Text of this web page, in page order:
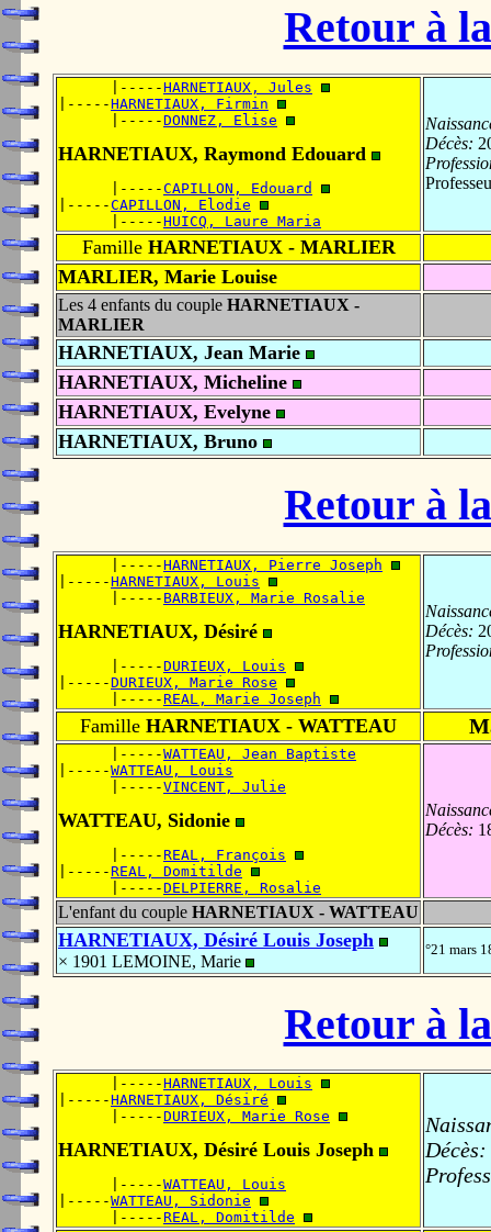
Retour à
      |-----
HARNETIAUX, Jules
|-----HARNETIAUX, Firmin
      |-----
DONNEZ, Elise
HARNETIAUX, Raymond Edouard
      |-----
CAPILLON, Edouard
|-----CAPILLON, Elodie
      |-----
HUICQ, Laure Maria
Décès:
FamilleHARNETIAUX - MARLIER
MARLIER, Marie Louise
Les 4 enfants du couple HARNETIAUX -
MARLIER
HARNETIAUX, Jean Marie
HARNETIAUX, Micheline
HARNETIAUX, Evelyne
HARNETIAUX, Bruno
Retour à
      |-----
HARNETIAUX, Pierre Joseph
|-----HARNETIAUX, Louis
      |-----
BARBIEUX, Marie Rosalie
HARNETIAUX, Désiré
      |-----
DURIEUX, Louis
|-----DURIEUX, Marie Rose
      |-----
REAL, Marie Joseph
Décès:
Famille HARNETIAUX - WATTEAU
      |-----
WATTEAU, Jean Baptiste
|-----WATTEAU, Louis
      |-----
VINCENT, Julie
WATTEAU, Sidonie
      |-----
REAL, François
|-----REAL, Domitilde
      |-----
DELPIERRE, Rosalie
Décès:
L'enfant du couple HARNETIAUX - WATTEAU
HARNETIAUX, Désiré Louis Joseph
× 1901 LEMOINE, Marie
°21 mars
Retour à
      |-----
HARNETIAUX, Louis
|-----HARNETIAUX, Désiré
      |-----
DURIEUX, Marie Rose
HARNETIAUX, Désiré Louis Joseph
      |-----
WATTEAU, Louis
|-----WATTEAU, Sidonie
      |-----
REAL, Domitilde
Décès: